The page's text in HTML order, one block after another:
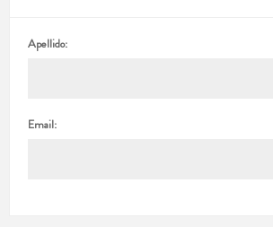
Apellido:
Email: